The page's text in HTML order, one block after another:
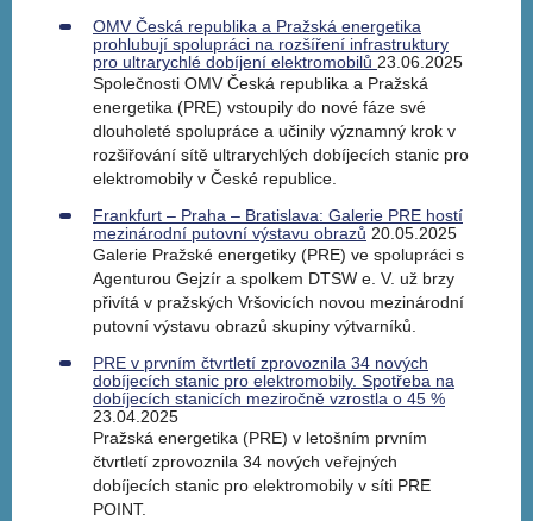
OMV Česká republika a Pražská energetika
prohlubují spolupráci na rozšíření infrastruktury
pro ultrarychlé dobíjení elektromobilů 23.06.2025
Společnosti OMV Česká republika a Pražská
energetika (PRE) vstoupily do nové fáze své
dlouholeté spolupráce a učinily významný krok v
rozšiřování sítě ultrarychlých dobíjecích stanic pro
elektromobily v České republice.
Frankfurt – Praha – Bratislava: Galerie PRE hostí
mezinárodní putovní výstavu obrazů 20.05.2025
Galerie Pražské energetiky (PRE) ve spolupráci s
Agenturou Gejzír a spolkem DTSW e. V. už brzy
přivítá v pražských Vršovicích novou mezinárodní
putovní výstavu obrazů skupiny výtvarníků.
PRE v prvním čtvrtletí zprovoznila 34 nových
dobíjecích stanic pro elektromobily. Spotřeba na
dobíjecích stanicích meziročně vzrostla o 45 %
23.04.2025
Pražská energetika (PRE) v letošním prvním
čtvrtletí zprovoznila 34 nových veřejných
dobíjecích stanic pro elektromobily v síti PRE
POINT.